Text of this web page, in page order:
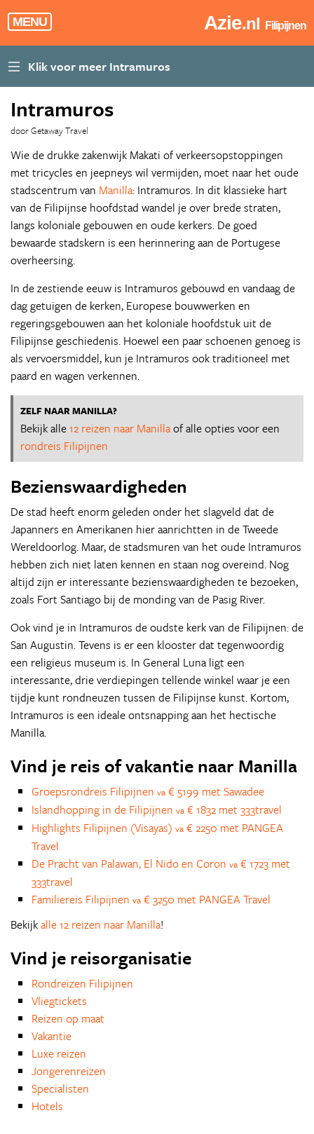
MENU Azie.nl Filipijnen
Intramuros
door Getaway Travel
Wie de drukke zakenwijk Makati of verkeersopstoppingen
met tricycles en jeepneys wil vermijden, moet naar het oude
stadscentrum van Manilla: Intramuros. In dit klassieke hart
van de Filipijnse hoofdstad wandel je over brede straten,
langs koloniale gebouwen en oude kerkers. De goed
bewaarde stadskern is een herinnering aan de Portugese
overheersing.
In de zestiende eeuw is Intramuros gebouwd en vandaag de
dag getuigen de kerken, Europese bouwwerken en
regeringsgebouwen aan het koloniale hoofdstuk uit de
Filipijnse geschiedenis. Hoewel een paar schoenen genoeg is
als vervoersmiddel, kun je Intramuros ook traditioneel met
paard en wagen verkennen.
ZELF NAAR MANILLA?
Bekijk alle12 reizen naar Manillaof alle opties voor een
rondreis Filipijnen
Bezienswaardigheden
De stad heeft enorm geleden onder het slagveld dat de
Japanners en Amerikanen hier aanrichtten in de Tweede
Wereldoorlog. Maar, de stadsmuren van het oude Intramuros
hebben zich niet laten kennen en staan nog overeind. Nog
altijd zijn er interessante bezienswaardigheden te bezoeken,
zoals Fort Santiago bij de monding van de Pasig River.
Ook vind je in Intramuros de oudste kerk van de Filipijnen: de
San Augustin. Tevens is er een klooster dat tegenwoordig
een religieus museum is. In General Luna ligt een
interessante, drie verdiepingen tellende winkel waar je een
tijdje kunt rondneuzen tussen de Filipijnse kunst. Kortom,
Intramuros is een ideale ontsnapping aan het hectische
Manilla.
Vind je reis of vakantie naar Manilla
Groepsrondreis Filipijnen va € 5199 met Sawadee
Islandhopping in de Filipijnen va € 1832 met 333travel
Highlights Filipijnen (Visayas) va € 2250 met PANGEA
Travel
De Pracht van Palawan, El Nido en Coron va € 1723 met
333travel
Familiereis Filipijnen va € 3250 met PANGEA Travel
Bekijkalle 12 reizen naar Manilla!
Vind je reisorganisatie
Rondreizen Filipijnen
Vliegtickets
Reizen op maat
Vakantie
Luxe reizen
Jongerenreizen
Specialisten
Hotels